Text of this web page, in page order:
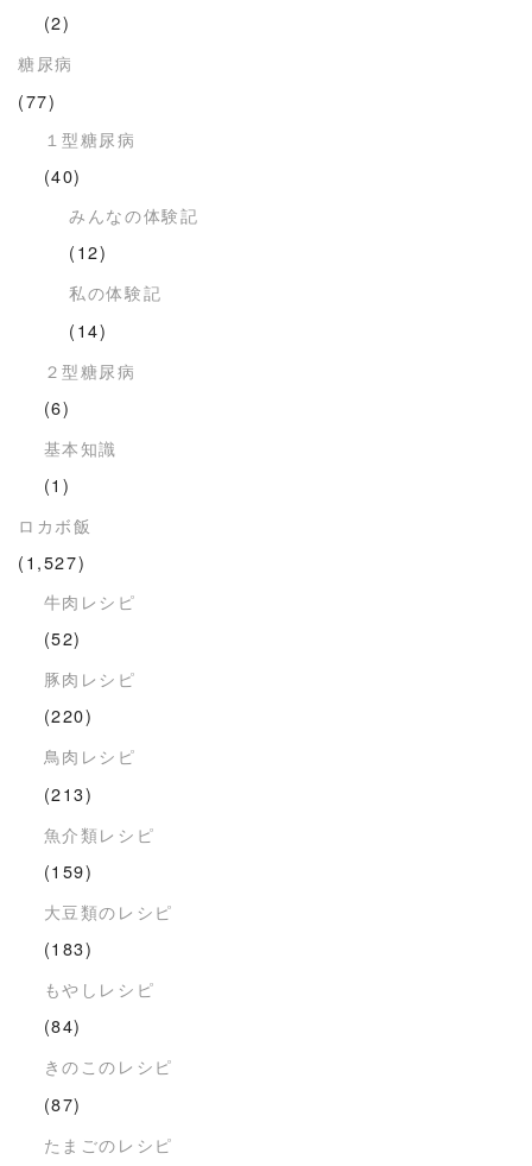
(2)
糖尿病
(77)
１型糖尿病
(40)
みんなの体験記
(12)
私の体験記
(14)
２型糖尿病
(6)
基本知識
(1)
ロカボ飯
(1,527)
牛肉レシピ
(52)
豚肉レシピ
(220)
鳥肉レシピ
(213)
魚介類レシピ
(159)
大豆類のレシピ
(183)
もやしレシピ
(84)
きのこのレシピ
(87)
たまごのレシピ